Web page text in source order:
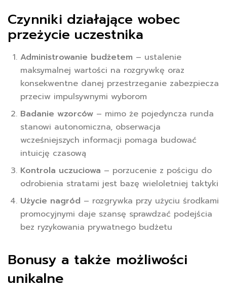
Czynniki działające wobec
przeżycie uczestnika
Administrowanie budżetem – ustalenie
maksymalnej wartości na rozgrywkę oraz
konsekwentne danej przestrzeganie zabezpiecza
przeciw impulsywnymi wyborom
Badanie wzorców – mimo że pojedyncza runda
stanowi autonomiczna, obserwacja
wcześniejszych informacji pomaga budować
intuicję czasową
Kontrola uczuciowa – porzucenie z pościgu do
odrobienia stratami jest bazę wieloletniej taktyki
Użycie nagród – rozgrywka przy użyciu środkami
promocyjnymi daje szansę sprawdzać podejścia
bez ryzykowania prywatnego budżetu
Bonusy a także możliwości
unikalne